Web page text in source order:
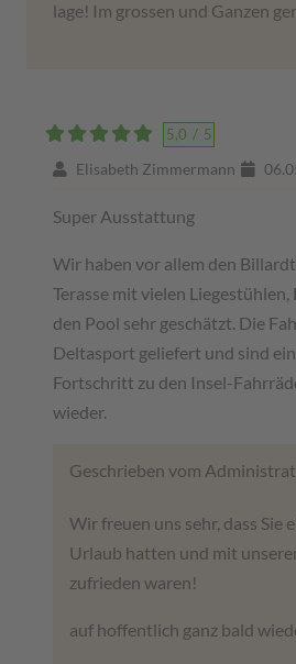
lage! Im grossen und Ganzen
5,0 / 5
Elisabeth Zimmermann
Super Ausstattung
Wir haben vor allem den
Terasse mit vielen
den Pool sehr geschätzt. Die
Deltasport geliefert und sind
Fortschritt zu den Insel-
wieder.
Geschrieben vom
Wir freuen uns sehr, dass Sie
Urlaub hatten und mit
zufrieden waren!
auf hoffentlich ganz bald